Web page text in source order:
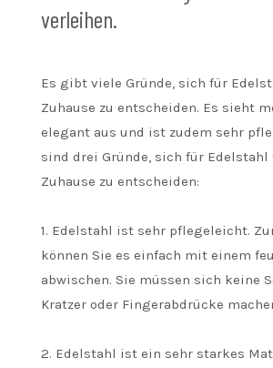
verleihen.
Es gibt viele Gründe, sich für
Zuhause zu entscheiden. Es sieht
elegant aus und ist zudem sehr
sind drei Gründe, sich für
Zuhause zu entscheiden:
1. Edelstahl ist sehr pflegeleicht.
können Sie es einfach mit einem
abwischen. Sie müssen sich keine
Kratzer oder Fingerabdrücke
2. Edelstahl ist ein sehr starkes